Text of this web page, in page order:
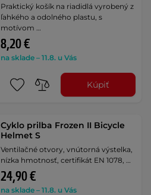
Praktický košík na riadidlá vyrobený z
ľahkého a odolného plastu, s
motívom …
8,20 €
na sklade – 11.8. u Vás
Kúpiť
Cyklo prilba Frozen II Bicycle
Helmet S
Ventilačné otvory, vnútorná výstelka,
nízka hmotnosť, certifikát EN 1078, …
24,90 €
na sklade – 11.8. u Vás